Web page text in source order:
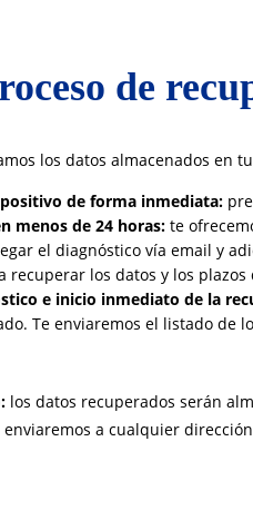
de
los datos almacenados en
de forma inmediata:
menos de 24 horas: te
el diagnóstico vía email y
recuperar los datos y los
e inicio inmediato de la
Te enviaremos el listado de
los datos recuperados serán
a cualquier